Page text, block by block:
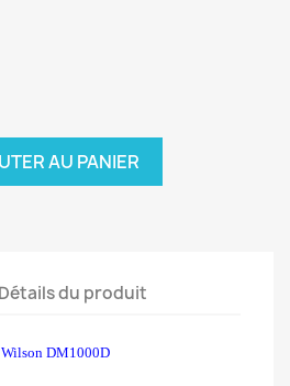
AU PANIER
Détails du produit
Wilson DM1000D